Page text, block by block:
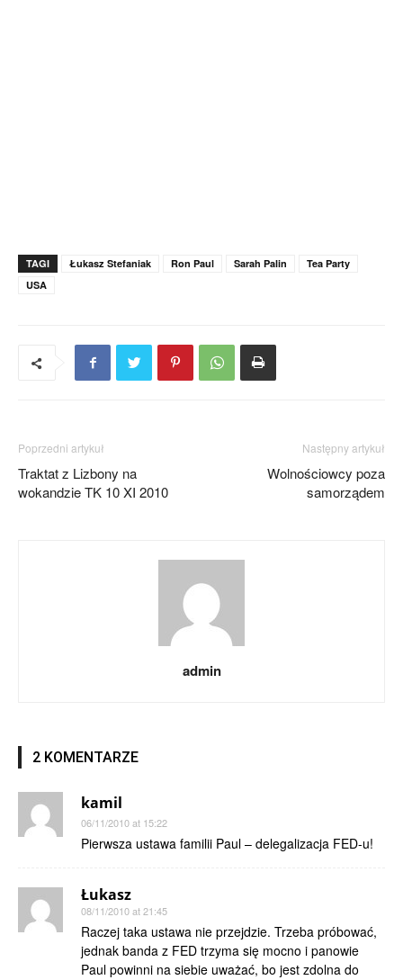
TAGI Łukasz Stefaniak Ron Paul Sarah Palin
Tea Party
USA
Poprzedni artykuł
Traktat z Lizbony na
wokandzie TK 10 XI 2010
Następny artykuł
Wolnościowcy poza
samorządem
admin
2 KOMENTARZE
kamil
06/11/2010 at 15:22
Pierwsza ustawa familii Paul – delegalizacja FED-u!
Łukasz
08/11/2010 at 21:45
Raczej taka ustawa nie przejdzie. Trzeba próbować,
jednak banda z FED trzyma się mocno i panowie
Paul powinni na siebie uważać, bo jest zdolna do